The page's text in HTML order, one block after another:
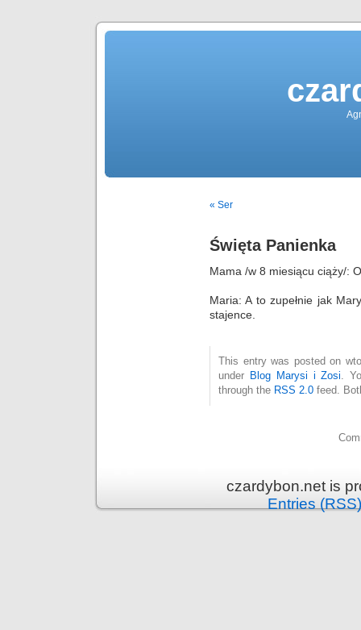
« Ser
Święta Panienka
Mama /w 8 miesiącu ciąży/:
Maria: A to zupełnie jak
stajence.
This entry was posted on
under Blog Marysi i Zosi .
through the RSS 2.0 feed.
czardybon.net is
Entries (RSS)